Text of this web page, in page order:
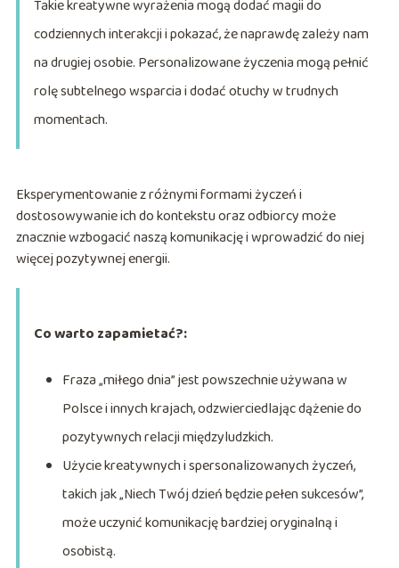
Takie kreatywne wyrażenia mogą dodać magii do
codziennych interakcji i pokazać, że naprawdę zależy nam
na drugiej osobie. Personalizowane życzenia mogą pełnić
rolę subtelnego wsparcia i dodać otuchy w trudnych
momentach.
Eksperymentowanie z różnymi formami życzeń i
dostosowywanie ich do kontekstu oraz odbiorcy może
znacznie wzbogacić naszą komunikację i wprowadzić do niej
więcej pozytywnej energii.
Co warto zapamietać?:
Fraza „miłego dnia” jest powszechnie używana w
Polsce i innych krajach, odzwierciedlając dążenie do
pozytywnych relacji międzyludzkich.
Użycie kreatywnych i spersonalizowanych życzeń,
takich jak „Niech Twój dzień będzie pełen sukcesów”,
może uczynić komunikację bardziej oryginalną i
osobistą.